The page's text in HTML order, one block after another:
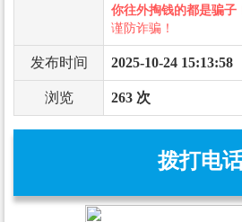
你往外掏钱的都是骗子
谨防诈骗！
发布时间 2025-10-24 15:13:58
浏览 263 次
拨打电